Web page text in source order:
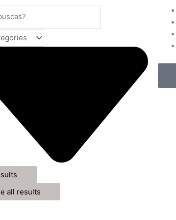
all results